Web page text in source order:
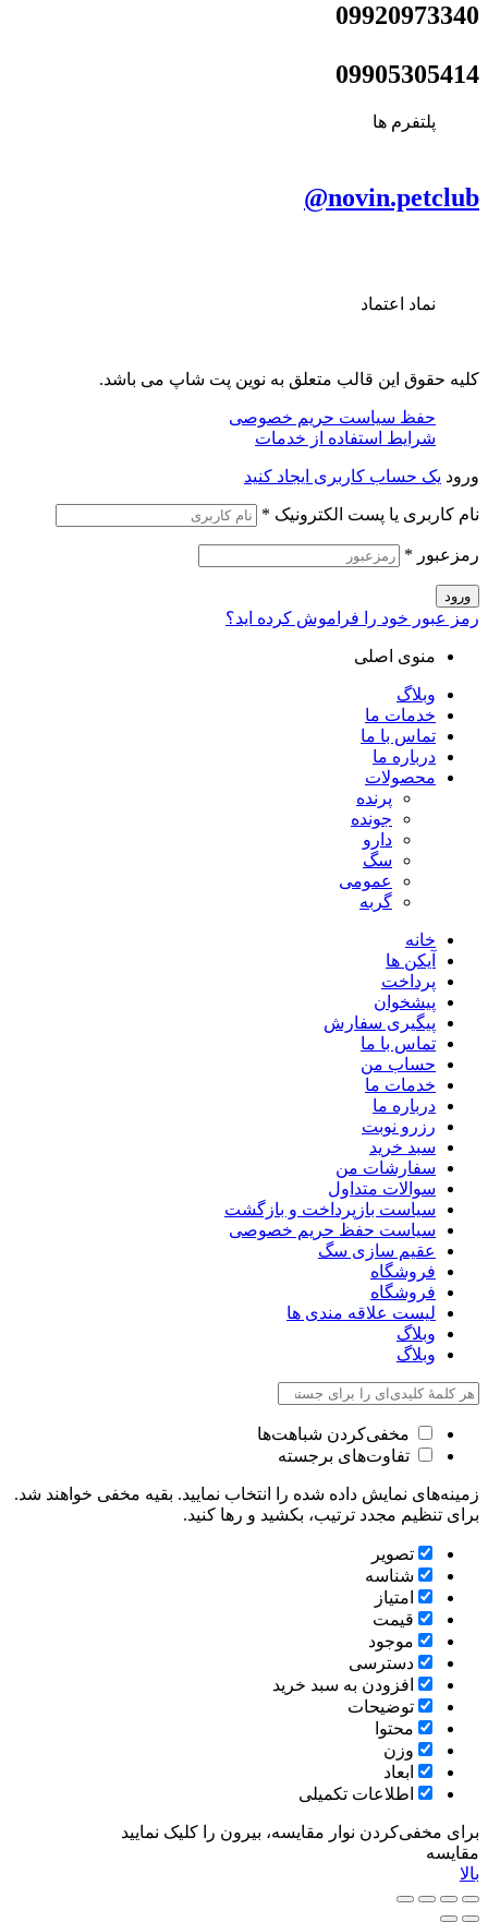
09920973340
09905305414
پلتفرم ها
novin.petclub@
نماد اعتماد
کلیه حقوق این قالب متعلق به نوین پت شاپ می باشد.
حفظ سیاست حریم خصوصی
شرایط استفاده از خدمات
ورود یک حساب کاربری ایجاد کنید
نام کاربری یا پست الکترونیک *
رمزعبور *
ورود
رمز عبور خود را فراموش کرده اید؟
منوی اصلی
وبلاگ
خدمات ما
تماس با ما
درباره ما
محصولات
پرنده
جونده
دارو
سگ
عمومی
گربه
خانه
آیکن ها
پرداخت
پیشخوان
پیگیری سفارش
تماس با ما
حساب من
خدمات ما
درباره ما
رزرو نوبت
سبد خرید
سفارشات من
سوالات متداول
سیاست بازپرداخت و بازگشت
سیاست حفظ حریم خصوصی
عقیم سازی سگ
فروشگاه
فروشگاه
لیست علاقه مندی ها
وبلاگ
وبلاگ
مخفی‌کردن شباهت‌ها
تفاوت‌های برجسته
زمینه‌های نمایش داده شده را انتخاب نمایید. بقیه مخفی خواهند شد.
برای تنظیم مجدد ترتیب، بکشید و رها کنید.
تصویر
شناسه
امتیاز
قیمت
موجود
دسترسی
افزودن به سبد خرید
توضیحات
محتوا
وزن
ابعاد
اطلاعات تکمیلی
برای مخفی‌کردن نوار مقایسه، بیرون را کلیک نمایید
مقایسه
بالا